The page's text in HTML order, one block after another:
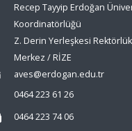
Recep Tayyip Erdoğan
Koordinatörlüğü
Z. Derin Yerleşkesi
Merkez / RİZE
aves@erdogan.edu.tr
0464 223 61 26
0464 223 74 06